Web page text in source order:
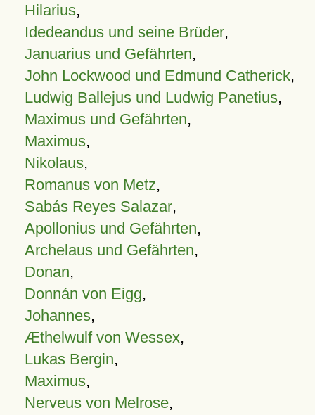
Hilarius,
Idedeandus und seine Brüder,
Januarius und Gefährten,
John Lockwood und Edmund Catherick,
Ludwig Ballejus und Ludwig Panetius,
Maximus und Gefährten,
Maximus,
Nikolaus,
Romanus von Metz,
Sabás Reyes Salazar,
Apollonius und Gefährten,
Archelaus und Gefährten,
Donan,
Donnán von Eigg,
Johannes,
Æthelwulf von Wessex,
Lukas Bergin,
Maximus,
Nerveus von Melrose,